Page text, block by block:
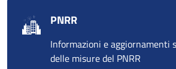
PNRR
Informazioni e aggiornamenti
delle misure del PNRR